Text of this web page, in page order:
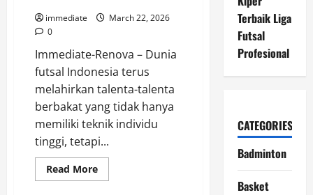
Steel
FC
immediate
March 22, 2026
0
Immediate-Renova – Dunia
futsal Indonesia terus
melahirkan talenta-talenta
berbakat yang tidak hanya
memiliki teknik individu
tinggi, tetapi...
Read MoreRead
more
Terbaik Liga
Futsal
Profesional
CATEGORIES
Badminton
Basket